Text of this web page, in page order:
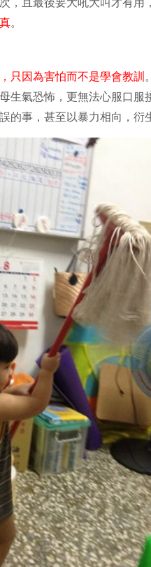
，且最後要大吼大叫才有用
。
只因為害怕而不是學會教訓
生氣恐怖，更無法心服口服
的事，甚至以暴力相向，衍